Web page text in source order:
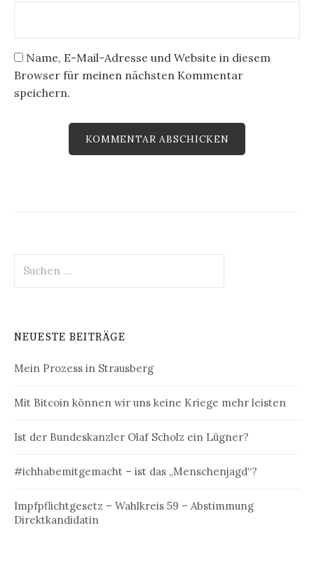
Name, E-Mail-Adresse und Website in diesem
Browser für meinen nächsten Kommentar
speichern.
nach:
NEUESTE BEITRÄGE
Mein Prozess in Strausberg
Mit Bitcoin können wir uns keine Kriege mehr leisten
Ist der Bundeskanzler Olaf Scholz ein Lügner?
#ichhabemitgemacht – ist das „Menschenjagd“?
Impfpflichtgesetz – Wahlkreis 59 – Abstimmung
Direktkandidatin